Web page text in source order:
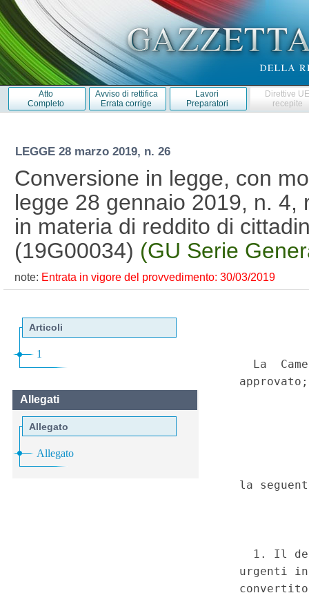
Atto
Completo
Avviso di rettifica
Errata corrige
Lavori
Preparatori
Direttive
recepite
LEGGE 28 marzo 2019, n. 26
Conversione in legge, con
legge 28 gennaio 2019, n. 4,
in materia di reddito di
(19G00034) (GU Serie
note: Entrata in vigore del provvedimento: 30/03/2019